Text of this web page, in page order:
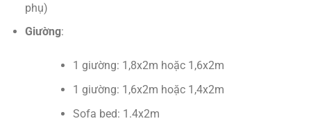
phụ)
Giường:
1 giường: 1,8x2m hoặc 1,6x2m
1 giường: 1,6x2m hoặc 1,4x2m
Sofa bed: 1.4x2m